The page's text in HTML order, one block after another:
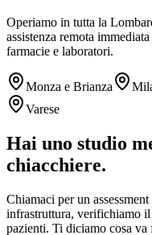
Operiamo in tutta la
assistenza remota
farmacie e laboratori.
Monza e Brianza
Varese
Hai uno studio
chiacchiere.
Chiamaci per un
infrastruttura, verifichiamo
pazienti. Ti diciamo cosa va